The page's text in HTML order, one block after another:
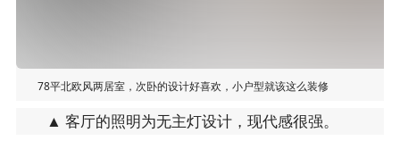
78平北欧风两居室，次卧的设计好喜欢，小户型就该这么装修
▲ 客厅的照明为无主灯设计，现代感很强。